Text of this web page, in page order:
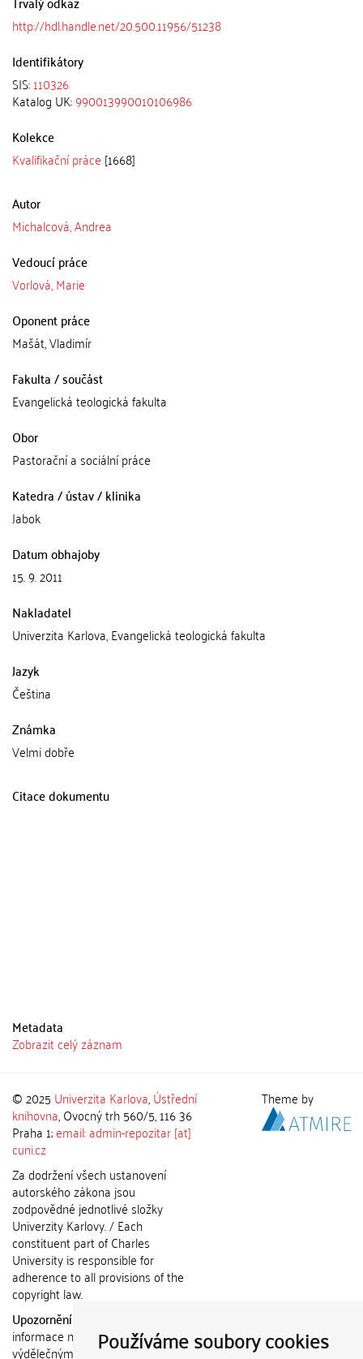
Používáme soubory cookies
http://hdl.handle.net/20.500.11956/51238
Identifikátory
SIS:110326
Katalog UK:990013990010106986
Kolekce
Kvalifikační práce [1668]
Autor
Michalcová, Andrea
Vedoucí práce
Vorlová, Marie
Oponent práce
Mašát, Vladimír
Fakulta / součást
Evangelická teologická fakulta
Obor
Pastorační a sociální práce
Katedra / ústav / klinika
Jabok
Datum obhajoby
15. 9. 2011
Nakladatel
Univerzita Karlova, Evangelická teologická fakulta
Jazyk
Čeština
Známka
Velmi dobře
Citace dokumentu
Metadata
Zobrazit celý záznam
© 2025 Univerzita Karlova,Ústřední
knihovna, Ovocný trh 560/5, 116 36
Praha 1;email: admin-repozitar [at]
cuni.cz
Za dodržení všech ustanovení
autorského zákona jsou
zodpovědné jednotlivé složky
Univerzity Karlovy. / Each
constituent part of Charles
University is responsible for
adherence to all provisions of the
copyright law.
Upozornění / Notice:
informace nemohou být použity k
výdělečným účelům nebo vydávány
Theme by